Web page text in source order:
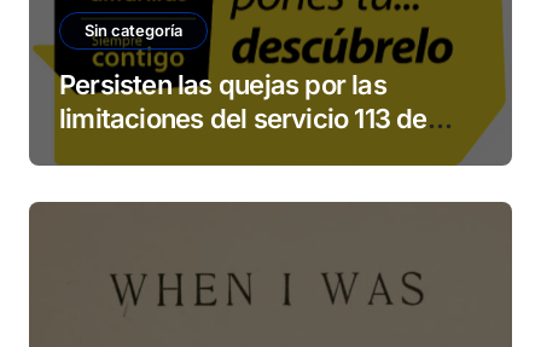
Sin categoría
Persisten las quejas por las
limitaciones del servicio 113 de